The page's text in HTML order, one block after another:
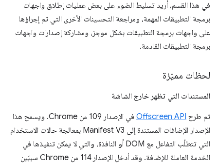
في هذا القسم، أريد تسليط الضوء على بعض عمليات إطلاق واجهات
برمجة التطبيقات المهمة، ومراجعة التحسينات الأخرى التي تم إجراؤها
على واجهات برمجة التطبيقات بشكل موجز، ومشاركة إصدارات واجهات
برمجة التطبيقات القادمة.
لحظات مميّزة
المستندات التي تظهر خارج الشاشة
تم طرح Offscreen API
في الإصدار 109 من Chrome. ويسمح هذا
الإصدار الإضافات المستندة إلى Manifest V3 بمعالجة حالات الاستخدام
التي تتطلّب التفاعل مع DOM أو النافذة، والتي لا يمكن تنفيذها في
الخدمة العاملة للإضافة. وقد أدخل الإصدار 114 من Chrome سببَين